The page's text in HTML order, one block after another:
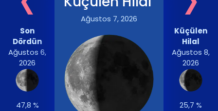
Son
Dördün
Ağustos 6,
2026
47,8 %
Ağustos 7, 2026
Küçülen
Hilal
Ağustos 8,
2026
25,7 %